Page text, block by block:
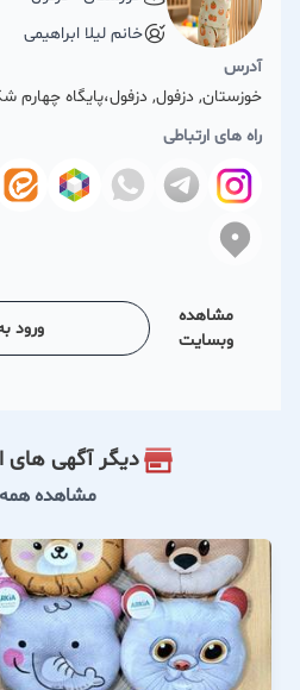
خانم لیلا ابراهیمی
آدرس
خوزستان, دزفول, دزفول،پایگاه چهارم
راه های ارتباطی
مشاهده
وبسایت
ورود
دیگر آگهی های
مشاهده همه